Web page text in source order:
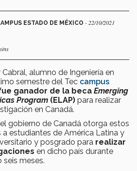
ESTADO DE MÉXICO - 22/10/2021
alumno de Ingeniería en
semestre del Tec campus
ganador de la beca Emerging
Program (ELAP) para realizar
en Canadá.
gobierno de Canadá otorga estos
estudiantes de América Latina y
y posgrado para realizar
en dicho país durante
meses.